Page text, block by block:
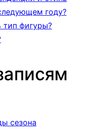
году?
тип фигуры?
сезона